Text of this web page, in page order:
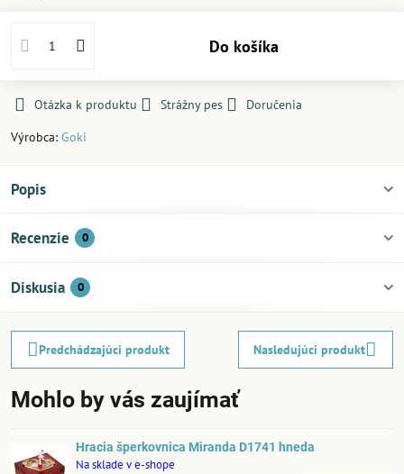
Do košíka
Otázka k produktu Strážny pes
Doručenia
Výrobca: Goki
Popis
Recenzie 0
Diskusia 0
Predchádzajúci produkt Nasledujúci produkt
Mohlo by vás zaujímať
Hracia šperkovnica Miranda D1741 hneda
Na sklade v e-shope